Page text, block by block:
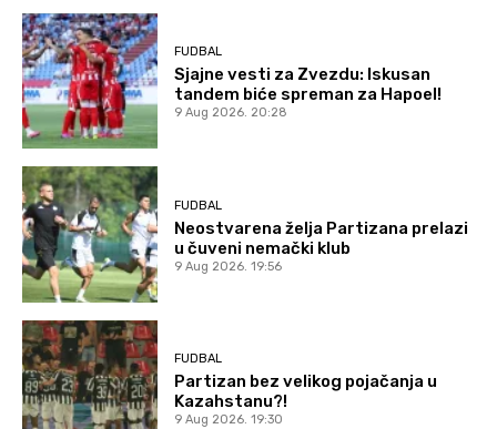
FUDBAL
Sjajne vesti za Zvezdu: Iskusan
tandem biće spreman za Hapoel!
9 Aug 2026. 20:28
FUDBAL
Neostvarena želja Partizana prelazi
u čuveni nemački klub
9 Aug 2026. 19:56
FUDBAL
Partizan bez velikog pojačanja u
Kazahstanu?!
9 Aug 2026. 19:30